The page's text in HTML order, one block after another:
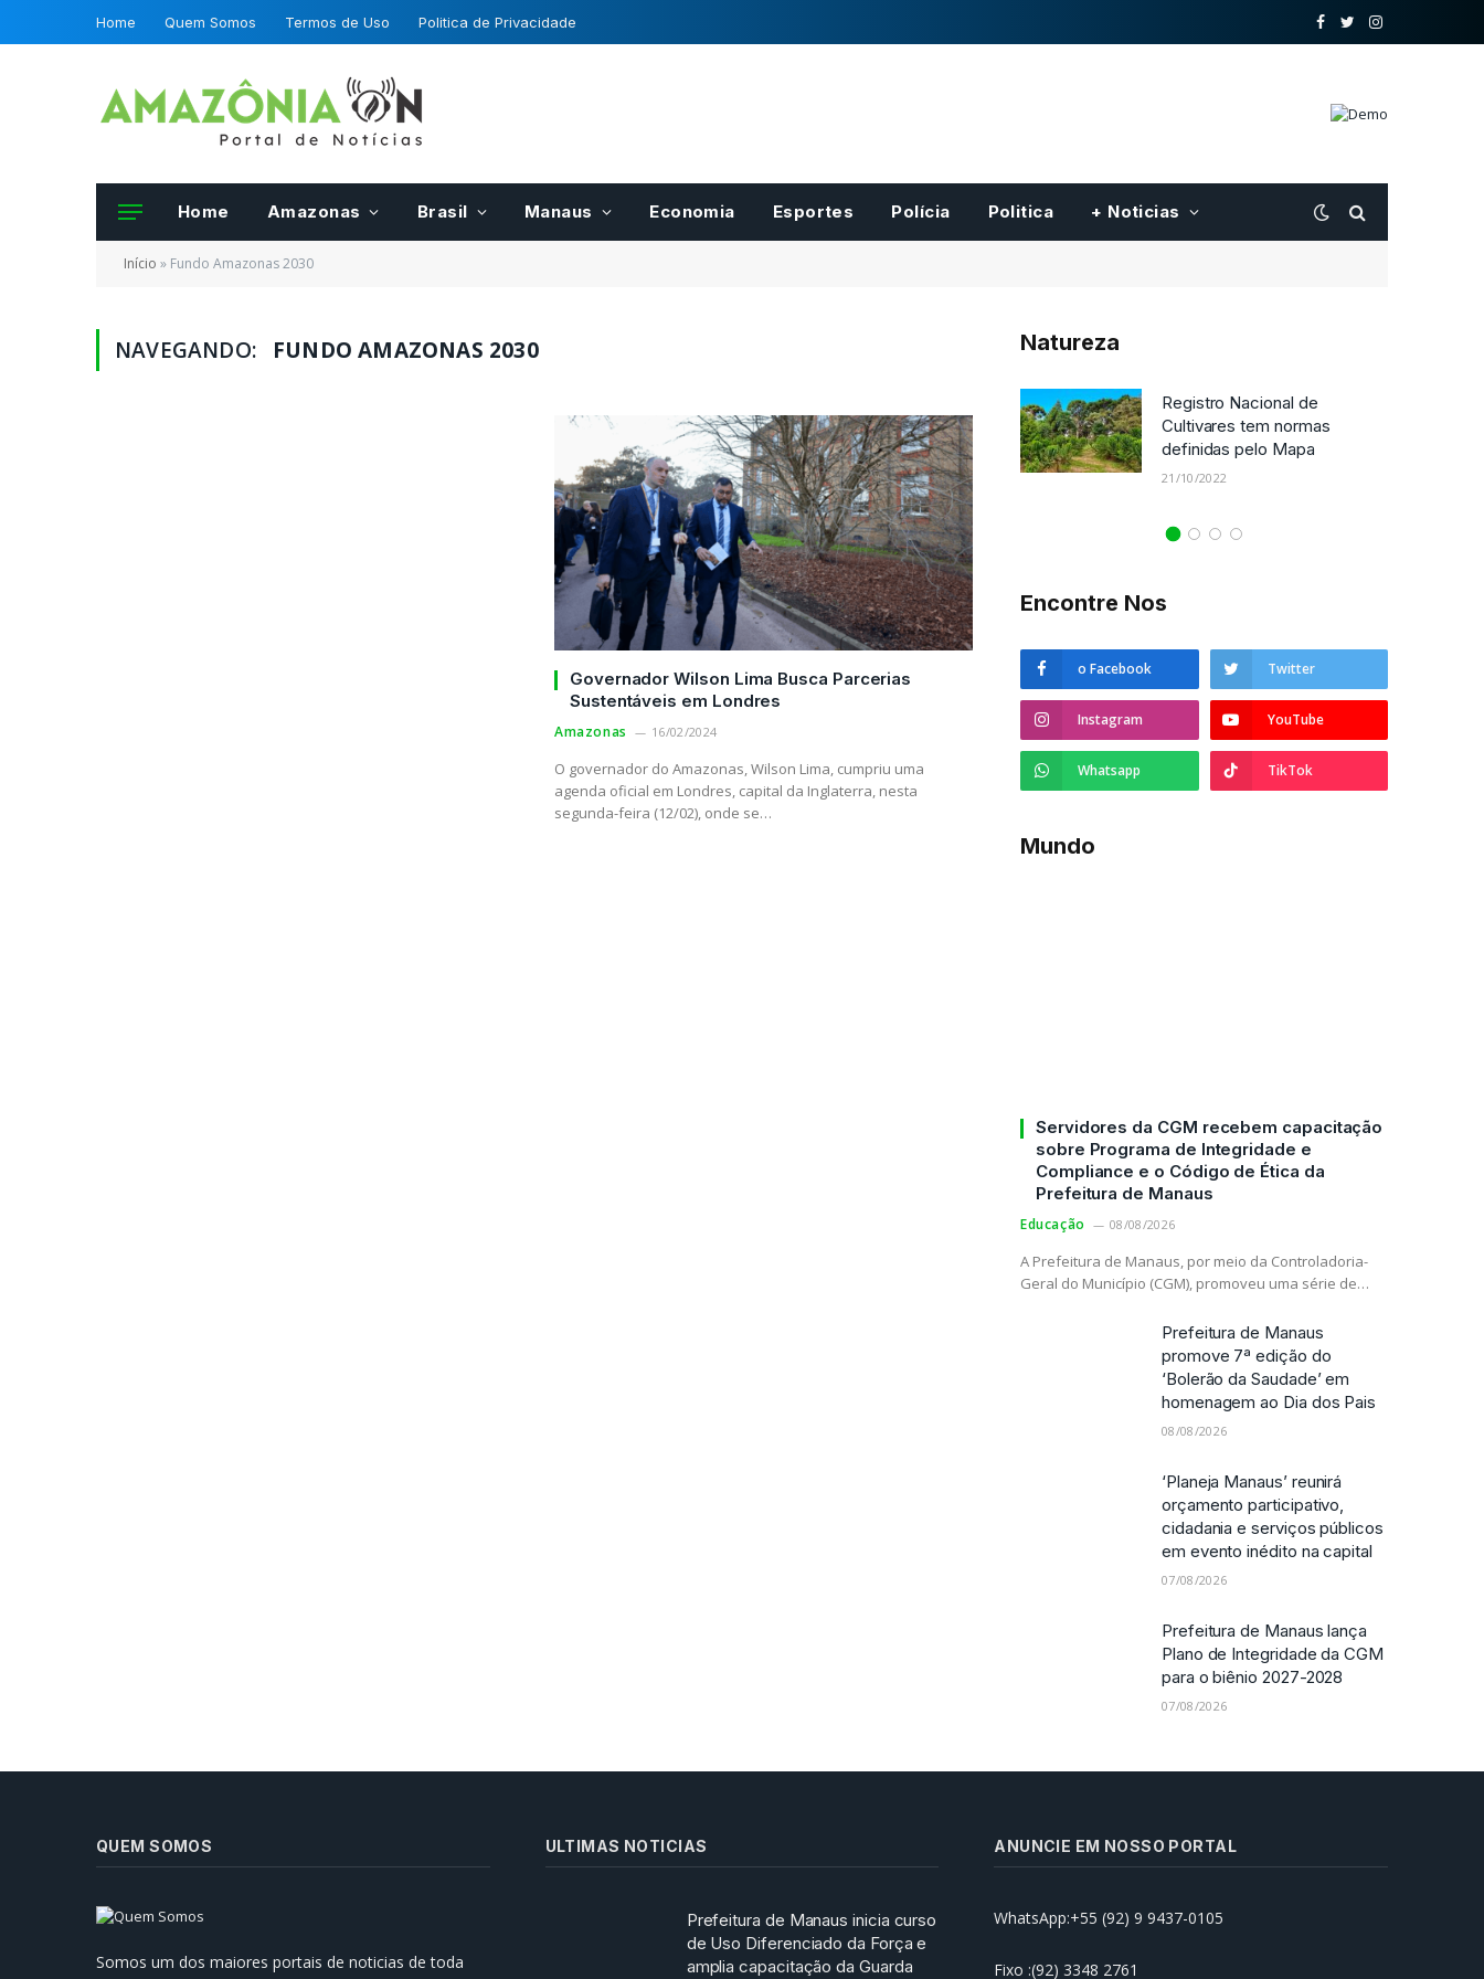
Home Quem Somos Termos de Uso Politica de Privacidade
o
TwitterInstagram
Home Amazonas Brasil Manaus Economia Esportes Polícia Politica + Noticias
Início » Fundo Amazonas 2030
NAVEGANDO: FUNDO AMAZONAS 2030
Governador Wilson Lima Busca Parcerias
Sustentáveis em Londres
Amazonas 16/02/2024
O governador do Amazonas, Wilson Lima, cumpriu uma
agenda oficial em Londres, capital da Inglaterra, nesta
segunda-feira (12/02), onde se…
Natureza
Cultivares tem normas
definidas pelo Mapa
21/10/2022
Nova oferta pblica de hastes
de clones de seringueira para
o Centro-Oeste feita pela
Embrapa
o Facebook Twitter
Instagram YouTube
Whatsapp TikTok
Servidores da CGM recebem capacitação
sobre Programa de Integridade e
Compliance e o Código de Ética da
Prefeitura de Manaus
A Prefeitura de Manaus, por meio da Controladoria-
Prefeitura de Manaus
promove 7ª edição do
‘Bolerão da Saudade’ em
homenagem ao Dia dos Pais
‘Planeja Manaus’ reunirá
orçamento participativo,
cidadania e serviços públicos
em evento inédito na capital
Prefeitura de Manaus lança
Plano de Integridade da CGM
para o biênio 2027-2028
QUEM SOMOS ULTIMAS NOTICIAS
Infraestrutura para Enfrentar o
Prefeitura de Manaus inicia curso
de Uso Diferenciado da Força e
ANUNCIE EM NOSSO PORTAL